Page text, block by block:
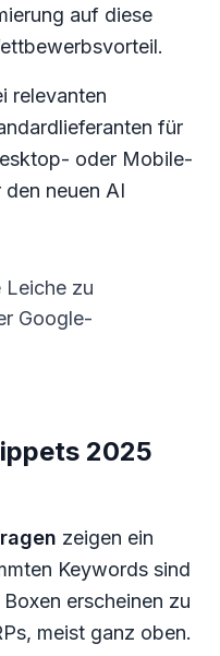
auf diese
relevanten
für
oder Mobile-
neuen AI
Leiche zu
Google-
2025
zeigen ein
Keywords sind
erscheinen zu
meist ganz oben.